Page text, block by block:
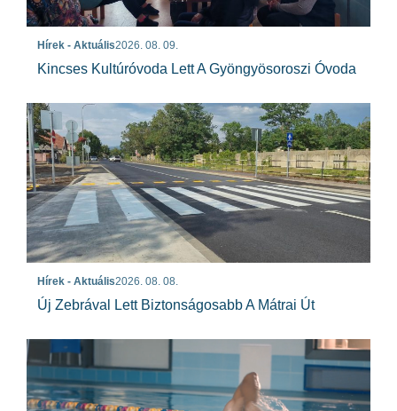
Hírek - Aktuális2026. 08. 09.
Kincses Kultúróvoda Lett A Gyöngyösoroszi Óvoda
Hírek - Aktuális2026. 08. 08.
Új Zebrával Lett Biztonságosabb A Mátrai Út